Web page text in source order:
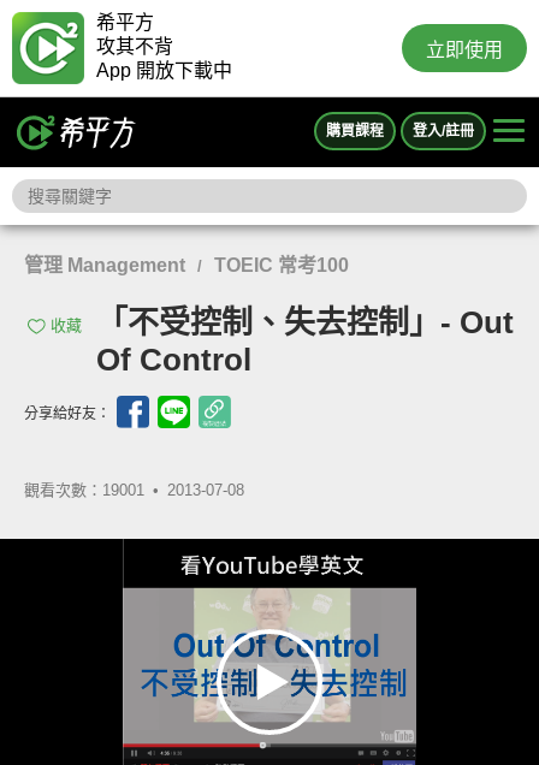
希平方
攻其不背
App 開放下載中
立即使用
購買課程 登入/註冊
管理 Management / TOEIC 常考100
收藏
「不受控制、失去控制」- Out
Of Control
分享給好友：
觀看次數：19001 • 2013-07-08